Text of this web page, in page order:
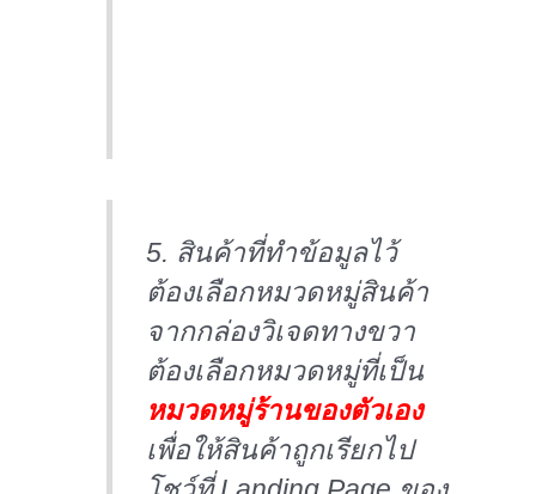
5. สินค้าที่ทำข้อมูลไว้
ต้องเลือกหมวดหมู่สินค้า
จากกล่องวิเจดทางขวา
ต้องเลือกหมวดหมู่ที่เป็น
หมวดหมู่ร้านของตัวเอง
เพื่อให้สินค้าถูกเรียกไป